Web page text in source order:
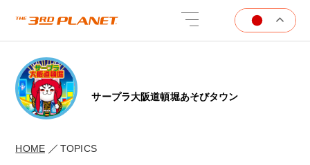
サープラ大阪道頓堀あそびタウン
HOME TOPICS